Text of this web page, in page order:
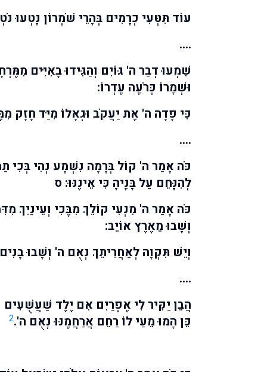
עוֹד תִּטְּעִי כְרָמִים בְּהָרֵי שֹׁמְרוֹן נָטְעוּ
….
שִׁמְעוּ דְבַר ה' גּוֹיִם וְהַגִּידוּ בָאִיִּים
וּשְׁמָרוֹ כְּרֹעֶה עֶדְרוֹ:
כִּי פָדָה ה' אֶת יַעֲקֹב וּגְאָלוֹ מִיַּד חָזָק
….
כֹּה אָמַר ה' קוֹל בְּרָמָה נִשְׁמָע נְהִי בְּכִי
לְהִנָּחֵם עַל בָּנֶיהָ כִּי אֵינֶנּוּ: ס
כֹּה אָמַר ה' מִנְעִי קוֹלֵךְ מִבֶּכִי וְעֵינַיִךְ
וְשָׁבוּ מֵאֶרֶץ אוֹיֵב:
וְיֵשׁ תִּקְוָה לְאַחֲרִיתֵךְ נְאֻם ה' וְשָׁבוּ
….
הֲבֵן יַקִּיר לִי אֶפְרַיִם אִם יֶלֶד שַׁעֲשֻׁעִים
כֵּן הָמוּ מֵעַי לוֹ רַחֵם אֲרַחֲמֶנּוּ נְאֻם ה'.2